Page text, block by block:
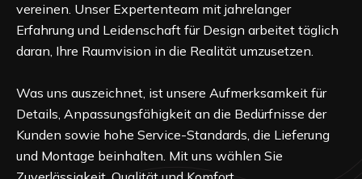
vereinen. Unser Expertenteam mit jahrelanger
Erfahrung und Leidenschaft für Design arbeitet täglich
daran, Ihre Raumvision in die Realität umzusetzen.
Was uns auszeichnet, ist unsere Aufmerksamkeit für
Details, Anpassungsfähigkeit an die Bedürfnisse der
Kunden sowie hohe Service-Standards, die Lieferung
und Montage beinhalten. Mit uns wählen Sie